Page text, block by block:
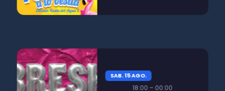
SAB. 15 AGO.
18:00 – 00:00